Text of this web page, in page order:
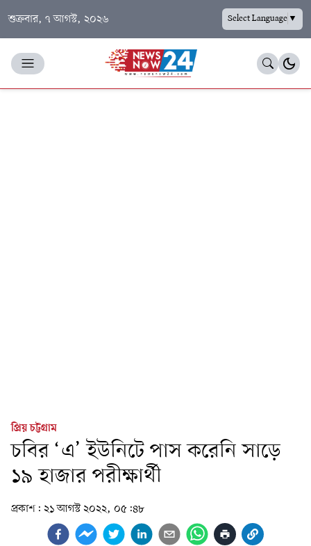
শুক্রবার, ৭ আগস্ট, ২০২৬ Select Language▼
প্রিয় চট্টগ্রাম
চবির ‘এ’ ইউনিটে পাস করেনি সাড়ে
১৯ হাজার পরীক্ষার্থী
প্রকাশ: ২১ আগস্ট ২০২২, ০৫:৪৮